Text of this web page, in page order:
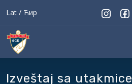
Lat / Ћир
Izveštaj sa utakmice